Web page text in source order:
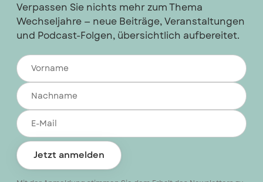
Verpassen Sie nichts mehr zum Thema
Wechseljahre — neue Beiträge, Veranstaltungen
und Podcast-Folgen, übersichtlich aufbereitet.
Jetzt anmelden